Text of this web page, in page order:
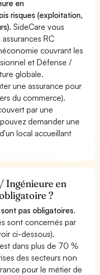
en
risques (exploitation,
SideCare vous
RC
couvrant les
et Défense /
globale.
une assurance pour
du commerce).
par une
demander une
local accueillant
Ingénieure en
?
pas obligatoires.
sont concernés par
ci-dessous).
dans plus de 70 %
des secteurs non
pour le métier de